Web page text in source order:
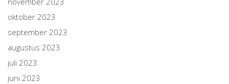
oktober 2023
september 2023
augustus 2023
juli 2023
juni 2023